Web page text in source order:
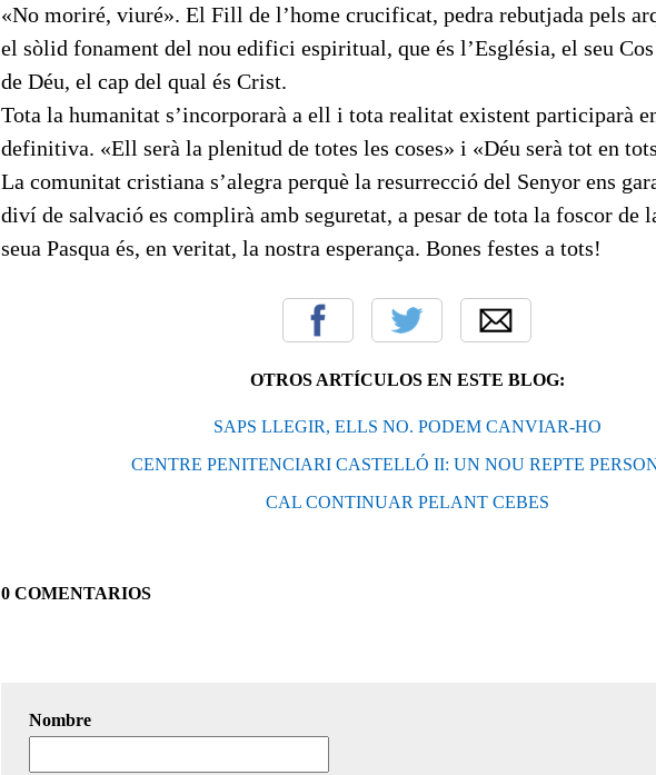
«No moriré, viuré». El Fill de l’home crucificat, pedra rebutjada pels
el sòlid fonament del nou edifici espiritual, que és l’Església, el seu
de Déu, el cap del qual és Crist.
Tota la humanitat s’incorporarà a ell i tota realitat existent participarà
definitiva. «Ell serà la plenitud de totes les coses» i «Déu serà tot en
La comunitat cristiana s’alegra perquè la resurrecció del Senyor ens
diví de salvació es complirà amb seguretat, a pesar de tota la foscor de
seua Pasqua és, en veritat, la nostra esperança. Bones festes a tots!
OTROS ARTÍCULOS EN ESTE BLOG:
SAPS LLEGIR, ELLS NO. PODEM CANVIAR-HO
CENTRE PENITENCIARI CASTELLÓ II: UN NOU REPTE
CAL CONTINUAR PELANT CEBES
0 COMENTARIOS
Nombre